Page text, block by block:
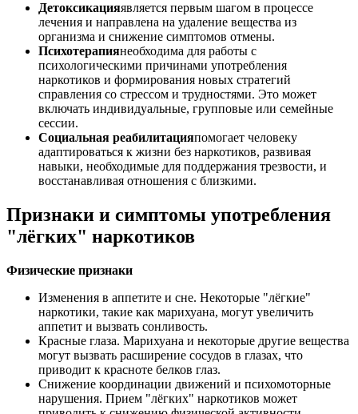
Детоксикацияявляется первым шагом в процессе
лечения и направлена на удаление вещества из
организма и снижение симптомов отмены.
Психотерапиянеобходима для работы с
психологическими причинами употребления
наркотиков и формирования новых стратегий
справления со стрессом и трудностями. Это может
включать индивидуальные, групповые или семейные
сессии.
Социальная реабилитацияпомогает человеку
адаптироваться к жизни без наркотиков, развивая
навыки, необходимые для поддержания трезвости, и
восстанавливая отношения с близкими.
Признаки и симптомы употребления
"лёгких" наркотиков
Физические признаки
Изменения в аппетите и сне. Некоторые "лёгкие"
наркотики, такие как марихуана, могут увеличить
аппетит и вызвать сонливость.
Красные глаза. Марихуана и некоторые другие вещества
могут вызвать расширение сосудов в глазах, что
приводит к красноте белков глаз.
Снижение координации движений и психомоторные
нарушения. Прием "лёгких" наркотиков может